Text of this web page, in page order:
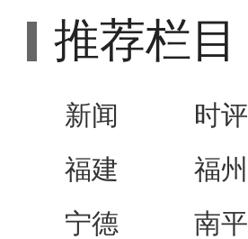
推荐栏目
新闻 时评
福建
福州
宁德
南平